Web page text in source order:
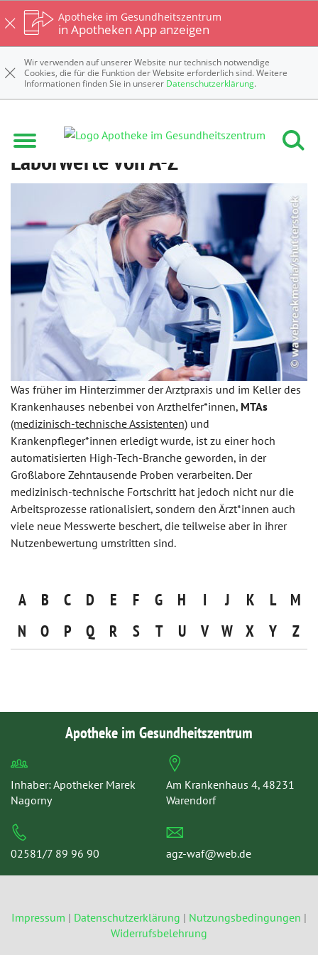
Apotheke im Gesundheitszentrum
in Apotheken App anzeigen
Wir verwenden auf unserer Website nur technisch notwendige
Cookies, die für die Funktion der Website erforderlich sind. Weitere
Informationen finden Sie in unserer Datenschutzerklärung.
Laborwerte von A-Z
Was früher im Hinterzimmer der Arztpraxis und im Keller des
Krankenhauses nebenbei von Arzthelfer*innen, MTAs
(medizinisch-technische Assistenten) und
Krankenpfleger*innen erledigt wurde, ist zu einer hoch
automatisierten High-Tech-Branche geworden, in der
Großlabore Zehntausende Proben verarbeiten. Der
medizinisch-technische Fortschritt hat jedoch nicht nur die
Arbeitsprozesse rationalisiert, sondern den Ärzt*innen auch
viele neue Messwerte beschert, die teilweise aber in ihrer
Nutzenbewertung umstritten sind.
A B C D E F G H I J K L
M
N
O P Q R S T U V W X Y Z
Apotheke im Gesundheitszentrum
Inhaber: Apotheker Marek
Nagorny
Am Krankenhaus 4, 48231
Warendorf
02581/7 89 96 90 agz-waf@web.de
Impressum | Datenschutzerklärung | Nutzungsbedingungen |
Widerrufsbelehrung